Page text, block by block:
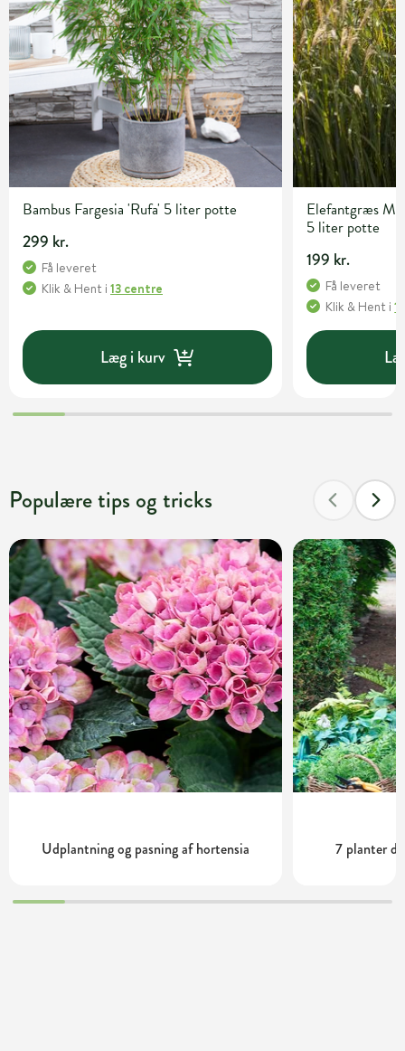
Bambus Fargesia 'Rufa' 5 liter potte
299 kr.
Få leveret
Klik & Hent i 13 centre
Læg i kurv
Elefantgræs
5 liter potte
199 kr.
Få leveret
Klik & Hent i
Populære tips og tricks
Udplantning og pasning af hortensia 7 planter